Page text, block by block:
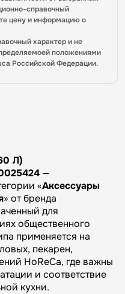
справочный
цену и информацию о
характер и не
положениями
Российской Федерации.
Л)
—
«Аксессуары
» от бренда
для
общественного
применяется на
пекарен,
HoReCa, где важны
и соответствие
кухни.